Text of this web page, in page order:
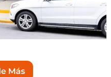
Más